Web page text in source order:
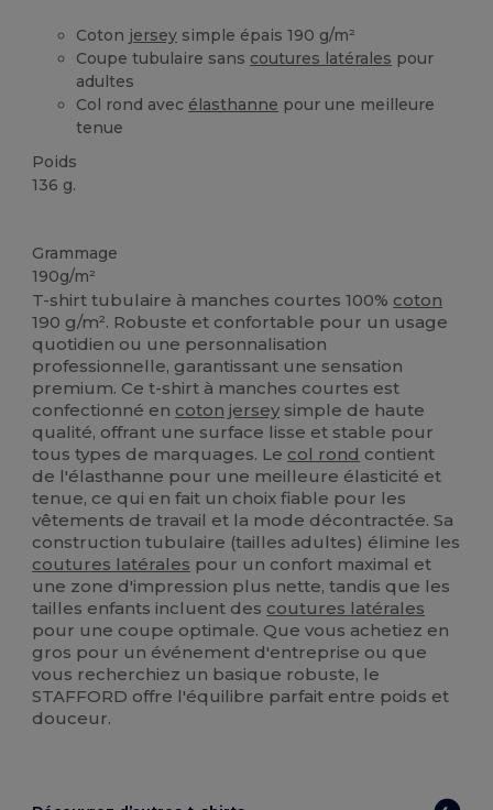
Coton jersey simple épais 190 g/m²
Coupe tubulaire sans coutures latérales pour
adultes
Col rond avec élasthanne pour une meilleure
tenue
Poids
136 g.
Grammage
190g/m²
T-shirt tubulaire à manches courtes 100% coton
190 g/m². Robuste et confortable pour un usage
quotidien ou une personnalisation
professionnelle, garantissant une sensation
premium. Ce t-shirt à manches courtes est
confectionné en coton jersey simple de haute
qualité, offrant une surface lisse et stable pour
tous types de marquages. Le col rond contient
de l'élasthanne pour une meilleure élasticité et
tenue, ce qui en fait un choix fiable pour les
vêtements de travail et la mode décontractée. Sa
construction tubulaire (tailles adultes) élimine les
coutures latérales pour un confort maximal et
une zone d'impression plus nette, tandis que les
tailles enfants incluent des coutures latérales
pour une coupe optimale. Que vous achetiez en
gros pour un événement d'entreprise ou que
vous recherchiez un basique robuste, le
STAFFORD offre l'équilibre parfait entre poids et
douceur.